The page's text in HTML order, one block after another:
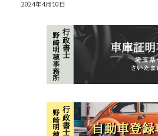
2024年4月10日